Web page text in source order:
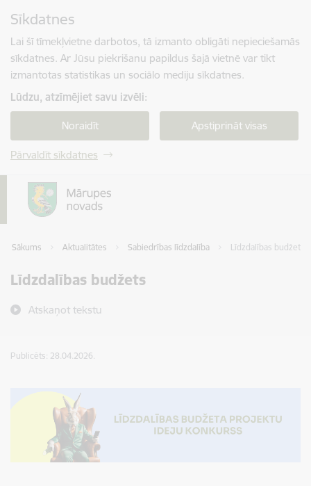
Sīkdatnes
Lai šī tīmekļvietne darbotos, tā izmanto obligāti nepieciešamās
sīkdatnes. Ar Jūsu piekrišanu papildus šajā vietnē var tikt
izmantotas statistikas un sociālo mediju sīkdatnes.
Lūdzu, atzīmējiet savu izvēli:
Noraidīt Apstiprināt visas
Pārvaldīt sīkdatnes
Sākums Aktualitātes Sabiedrības līdzdalība Līdzdalības budžets
Līdzdalības budžets
Atskaņot tekstu
Publicēts: 28.04.2026.